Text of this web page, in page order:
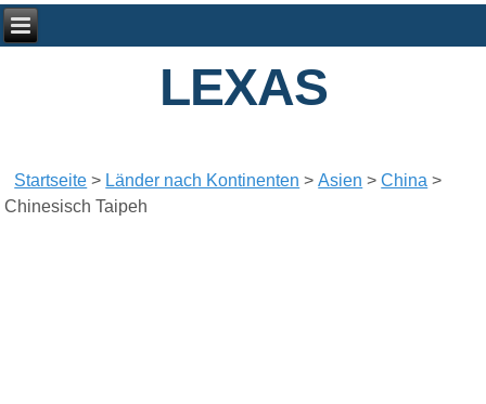
LEXAS
Startseite > Länder nach Kontinenten >Asien >China >
Chinesisch Taipeh